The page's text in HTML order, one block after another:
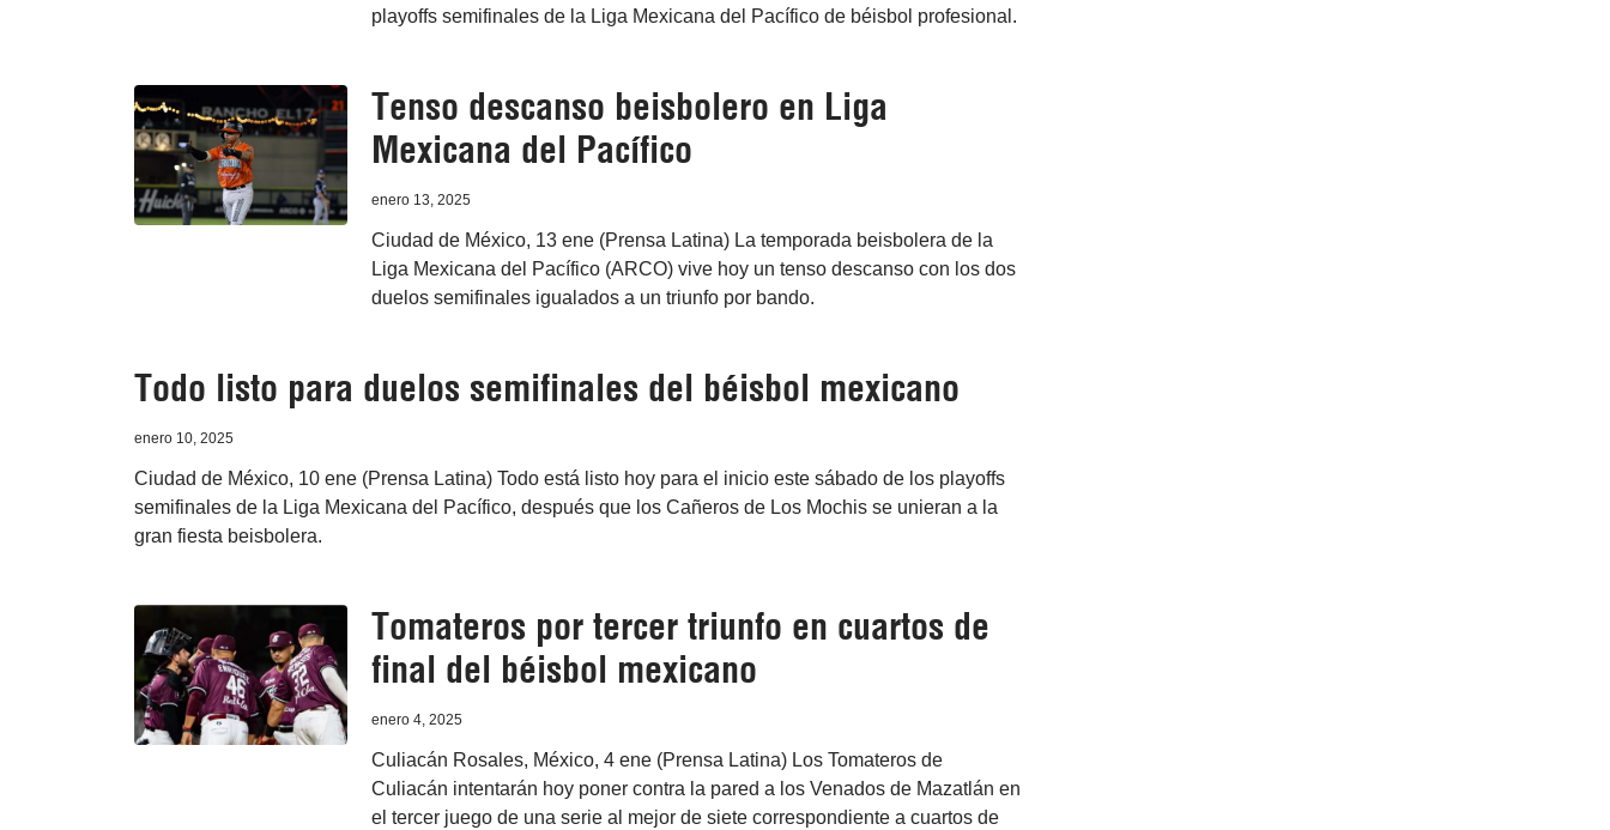
playoffs semifinales de la Liga Mexicana del Pacífico de béisbol profesional.
Tenso descanso beisbolero en Liga
Mexicana del Pacífico
enero 13, 2025
Ciudad de México, 13 ene (Prensa Latina) La temporada beisbolera de la
Liga Mexicana del Pacífico (ARCO) vive hoy un tenso descanso con los dos
duelos semifinales igualados a un triunfo por bando.
Todo listo para duelos semifinales del béisbol mexicano
enero 10, 2025
Ciudad de México, 10 ene (Prensa Latina) Todo está listo hoy para el inicio este sábado de los playoffs
semifinales de la Liga Mexicana del Pacífico, después que los Cañeros de Los Mochis se unieran a la
gran fiesta beisbolera.
Tomateros por tercer triunfo en cuartos de
final del béisbol mexicano
enero 4, 2025
Culiacán Rosales, México, 4 ene (Prensa Latina) Los Tomateros de
Culiacán intentarán hoy poner contra la pared a los Venados de Mazatlán en
el tercer juego de una serie al mejor de siete correspondiente a cuartos de